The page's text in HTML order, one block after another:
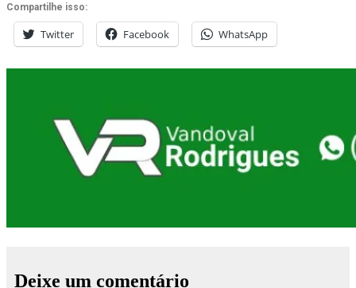
Compartilhe isso:
Twitter Facebook WhatsApp
Deixe um comentário